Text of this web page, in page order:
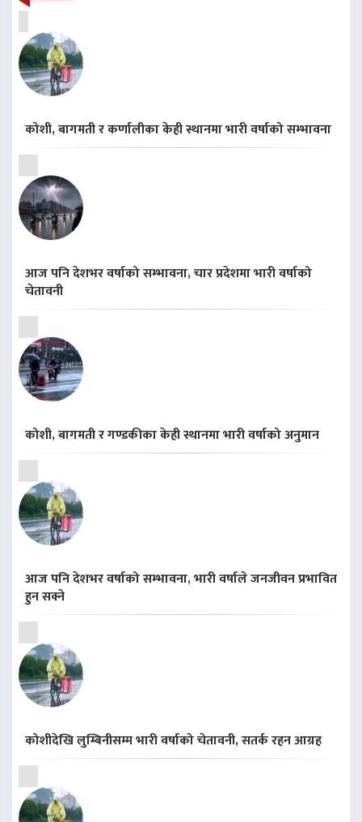
कोशी, बागमती र कर्णालीका केही स्थानमा भारी वर्षाको सम्भावना
आज पनि देशभर वर्षाको सम्भावना, चार प्रदेशमा भारी वर्षाको
चेतावनी
कोशी, बागमती र गण्डकीका केही स्थानमा भारी वर्षाको अनुमान
आज पनि देशभर वर्षाको सम्भावना, भारी वर्षाले जनजीवन प्रभावित
हुन सक्ने
कोशीदेखि लुम्बिनीसम्म भारी वर्षाको चेतावनी, सतर्क रहन आग्रह